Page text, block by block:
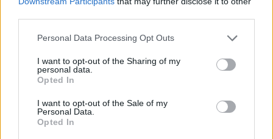
Personal Data Processing Opt Outs
I want to opt-out of the Sharing of my
personal data.
Opted In
I want to opt-out of the Sale of my
Personal Data.
Opted In
jamskih strojev – dunajski trio Elektro Guzzi in
Zagrebčani ABOP bodo s pestro mešanico žive
elektronske glasbe v parku pred muzejem dodali
še zadnji pečat prvi Kunigundi v tretjem desetletju